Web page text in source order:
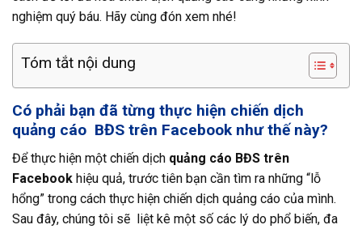
nghiệm quý báu. Hãy cùng đón xem nhé!
Tóm tắt nội dung
Có phải bạn đã từng thực hiện chiến dịch
quảng cáo BĐS trên Facebook như thế này?
Để thực hiện một chiến dịch quảng cáo BĐS trên
Facebook hiệu quả, trước tiên bạn cần tìm ra những “lỗ
hổng” trong cách thực hiện chiến dịch quảng cáo của mình.
Sau đây, chúng tôi sẽ liệt kê một số các lý do phổ biến, đa